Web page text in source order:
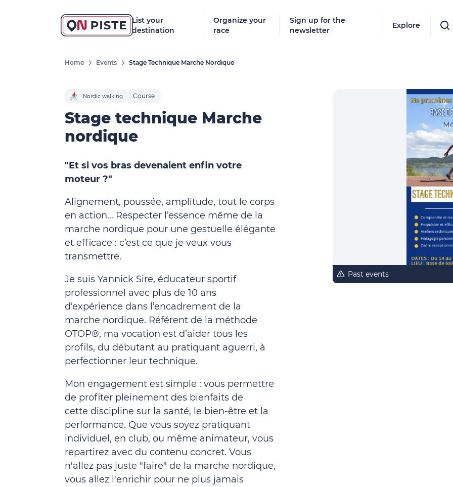
List your
destination
Organize your
race
Sign up for the
newsletter
Explore
Home Events Stage Technique Marche Nordique
Nordic walking Course
Stage technique Marche
nordique
"Et si vos bras devenaient enfin votre
moteur ?"
Alignement, poussée, amplitude, tout le corps
en action... Respecter l’essence même de la
marche nordique pour une gestuelle élégante
et efficace : c’est ce que je veux vous
transmettre.
Je suis Yannick Sire, éducateur sportif
professionnel avec plus de 10 ans
d’expérience dans l’encadrement de la
marche nordique. Référent de la méthode
OTOP®, ma vocation est d’aider tous les
profils, du débutant au pratiquant aguerri, à
perfectionner leur technique.
Mon engagement est simple : vous permettre
de profiter pleinement des bienfaits de
cette discipline sur la santé, le bien-être et la
performance. Que vous soyez pratiquant
individuel, en club, ou même animateur, vous
repartirez avec du contenu concret. Vous
n'allez pas juste "faire" de la marche nordique,
vous allez l'enrichir pour ne plus jamais
Past events